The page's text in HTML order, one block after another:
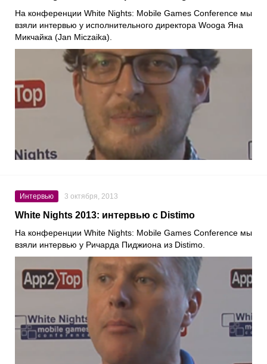
На конференции White Nights: Mobile Games Conference мы
взяли интервью у исполнительного директора Wooga Яна
Микчайка (Jan Miczaika).
Интервью 3 октября, 2013
White Nights 2013: интервью с Distimo
На конференции White Nights: Mobile Games Conference мы
взяли интервью у Ричарда Пиджиона из Distimo.